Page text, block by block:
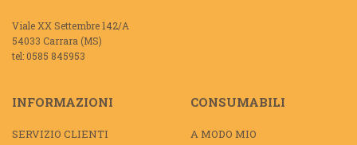
Viale XX Settembre 142/A
54033 Carrara (MS)
tel: 0585 845953
INFORMAZIONI
SERVIZIO CLIENTI
CONSUMABILI
A MODO MIO